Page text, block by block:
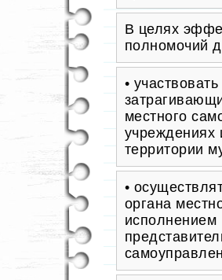
В целях
полномочий
•
местного
учреждениях
территории
•
органа